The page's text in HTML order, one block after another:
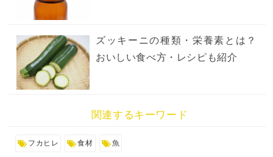
ズッキーニの種類・栄養素とは？
おいしい食べ方・レシピも紹介
関連するキーワード
フカヒレ 食材 魚